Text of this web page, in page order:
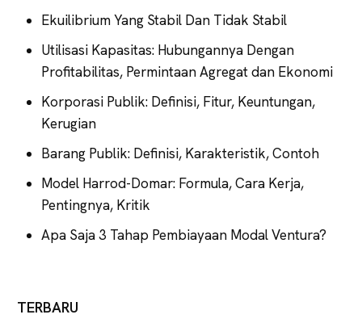
Ekuilibrium Yang Stabil Dan Tidak Stabil
Utilisasi Kapasitas: Hubungannya Dengan
Profitabilitas, Permintaan Agregat dan Ekonomi
Korporasi Publik: Definisi, Fitur, Keuntungan,
Kerugian
Barang Publik: Definisi, Karakteristik, Contoh
Model Harrod-Domar: Formula, Cara Kerja,
Pentingnya, Kritik
Apa Saja 3 Tahap Pembiayaan Modal Ventura?
TERBARU